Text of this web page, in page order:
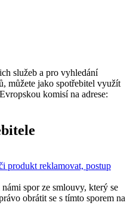
služeb a pro vyhledání
můžete jako spotřebitel využít
komisí na adrese:
produkt reklamovat, postup
spor ze smlouvy, který se
obrátit se s tímto sporem na